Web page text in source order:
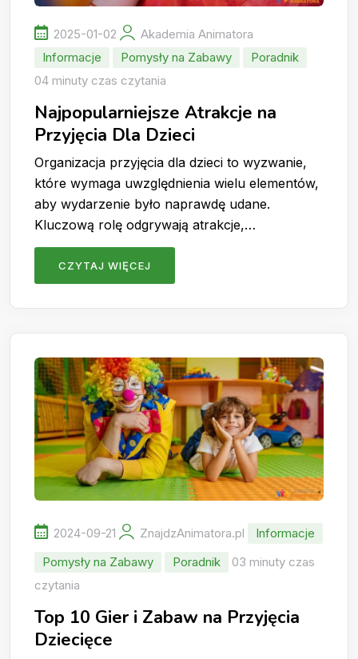
2025-01-02
Akademia Animatora
Informacje
Pomysły na Zabawy
Poradnik
04 minuty czas czytania
Najpopularniejsze Atrakcje na
Przyjęcia Dla Dzieci
Organizacja przyjęcia dla dzieci to wyzwanie,
które wymaga uwzględnienia wielu elementów,
aby wydarzenie było naprawdę udane.
Kluczową rolę odgrywają atrakcje,…
CZYTAJ WIĘCEJ
2024-09-21 ZnajdzAnimatora.pl
Informacje
Pomysły na Zabawy
Poradnik
03 minuty czas
czytania
Top 10 Gier i Zabaw na Przyjęcia
Dziecięce